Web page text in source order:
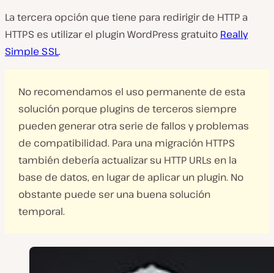
La tercera opción que tiene para redirigir de HTTP a
HTTPS es utilizar el plugin WordPress gratuito Really
Simple SSL.
No recomendamos el uso permanente de esta
solución porque plugins de terceros siempre
pueden generar otra serie de fallos y problemas
de compatibilidad. Para una migración HTTPS
también debería actualizar su HTTP URLs en la
base de datos, en lugar de aplicar un plugin. No
obstante puede ser una buena solución
temporal.